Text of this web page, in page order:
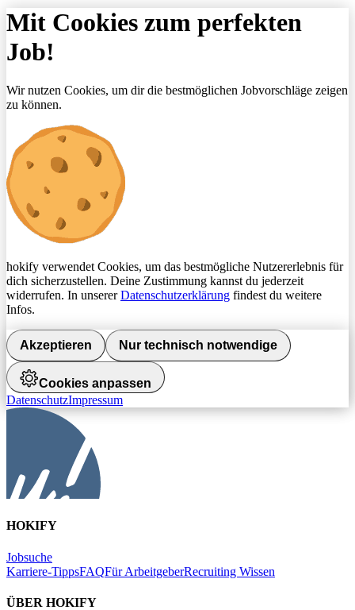
Mit Cookies zum perfekten
Job!
Wir nutzen Cookies, um dir die bestmöglichen Jobvorschläge zeigen
zu können.
hokify verwendet Cookies, um das bestmögliche Nutzererlebnis für
dich sicherzustellen. Deine Zustimmung kannst du jederzeit
widerrufen. In unsererDatenschutzerklärung findest du weitere
Infos.
Akzeptieren Nur technisch notwendige
Cookies anpassen
DatenschutzImpressum
HOKIFY
Jobsuche
Karriere-TippsFAQFür ArbeitgeberRecruiting Wissen
ÜBER HOKIFY